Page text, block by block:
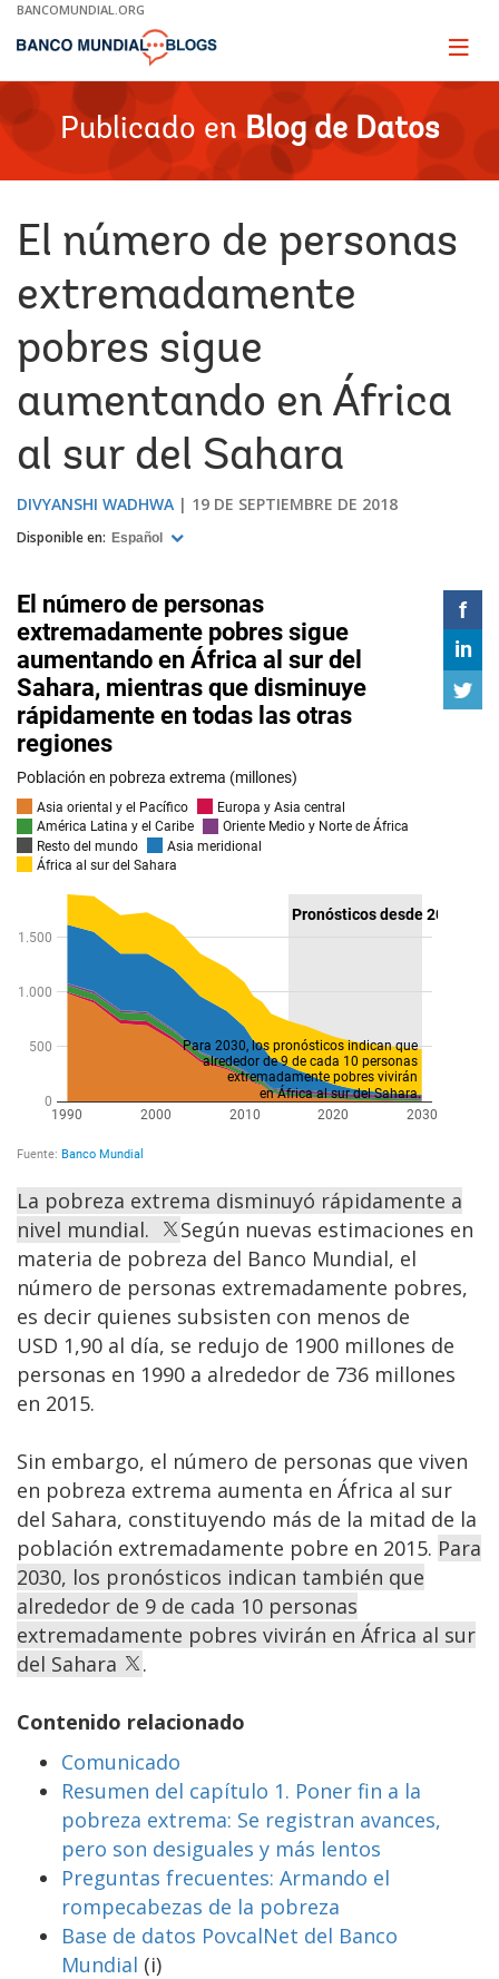
Skip
Main
BANCOMUNDIAL.ORG
Page
Publicado en Blog de Datos
El número de personas
extremadamente
pobres sigue
aumentando en África
al sur del Sahara
DIVYANSHI WADHWA 19 DE SEPTIEMBRE DE 2018
Disponible en: Español
La pobreza extrema disminuyó rápidamente a
nivel mundial.
Según nuevas estimaciones en
materia de pobreza del Banco Mundial, el
número de personas extremadamente pobres,
es decir quienes subsisten con menos de
USD 1,90 al día, se redujo de 1900 millones de
personas en 1990 a alrededor de 736 millones
en 2015.
Sin embargo, el número de personas que viven
en pobreza extrema aumenta en África al sur
del Sahara, constituyendo más de la mitad de la
población extremadamente pobre en 2015. Para
2030, los pronósticos indican también que
alrededor de 9 de cada 10 personas
extremadamente pobres vivirán en África al sur
del Sahara
.
Contenido relacionado
Comunicado
Resumen del capítulo 1. Poner fin a la
pobreza extrema: Se registran avances,
pero son desiguales y más lentos
Preguntas frecuentes: Armando el
rompecabezas de la pobreza
Base de datos PovcalNet del Banco
Mundial (i)